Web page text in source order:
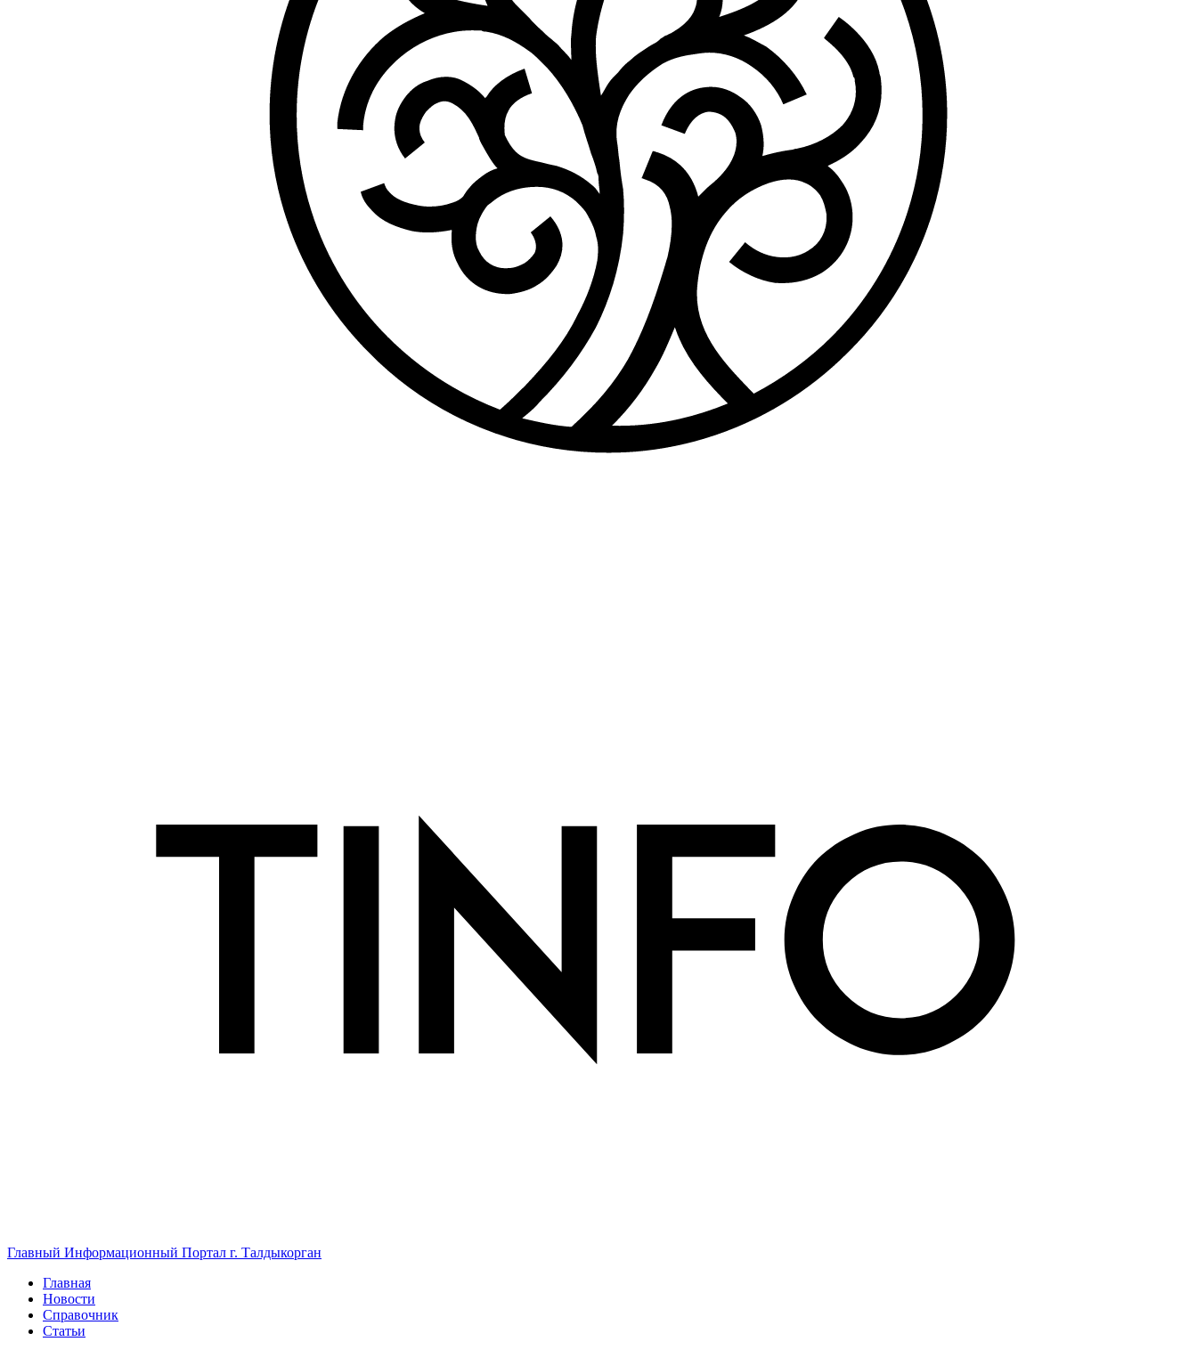
Главный Информационный Портал г. Талдыкорган
Главная
Новости
Справочник
Статьи